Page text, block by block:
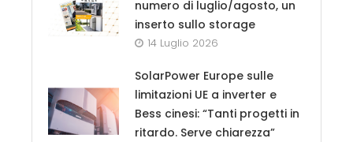
numero di luglio/agosto, un
inserto sullo storage
14 Luglio 2026
SolarPower Europe sulle
limitazioni UE a inverter e
Bess cinesi: “Tanti progetti in
ritardo. Serve chiarezza”